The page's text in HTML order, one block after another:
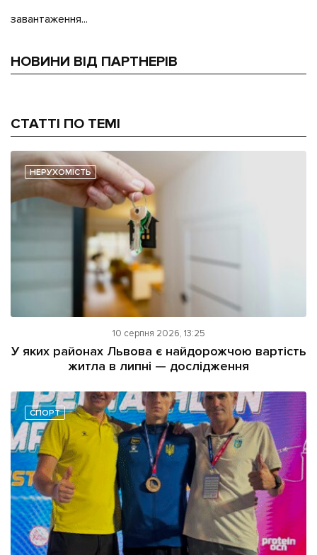
завантаження...
НОВИНИ ВІД ПАРТНЕРІВ
СТАТТІ ПО ТЕМІ
НЕРУХОМІСТЬ
10 серпня 2026, 13:25
У яких районах Львова є найдорожчою вартість
житла в липні — дослідження
СПОРТ